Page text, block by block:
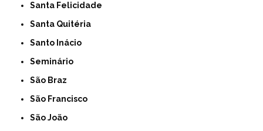
Santa Felicidade
Santa Quitéria
Santo Inácio
Seminário
São Braz
São Francisco
São João